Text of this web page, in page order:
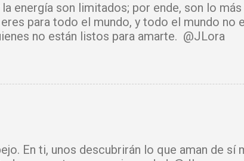
Hoy se cierra todo ciclo de oscuridad y
y bendición. Mi vida y mi hogar están
energía son limitados; por ende, son lo
para todo el mundo, y todo el mundo no
no están listos para amarte. @JLora
En ti, unos descubrirán lo que aman de sí